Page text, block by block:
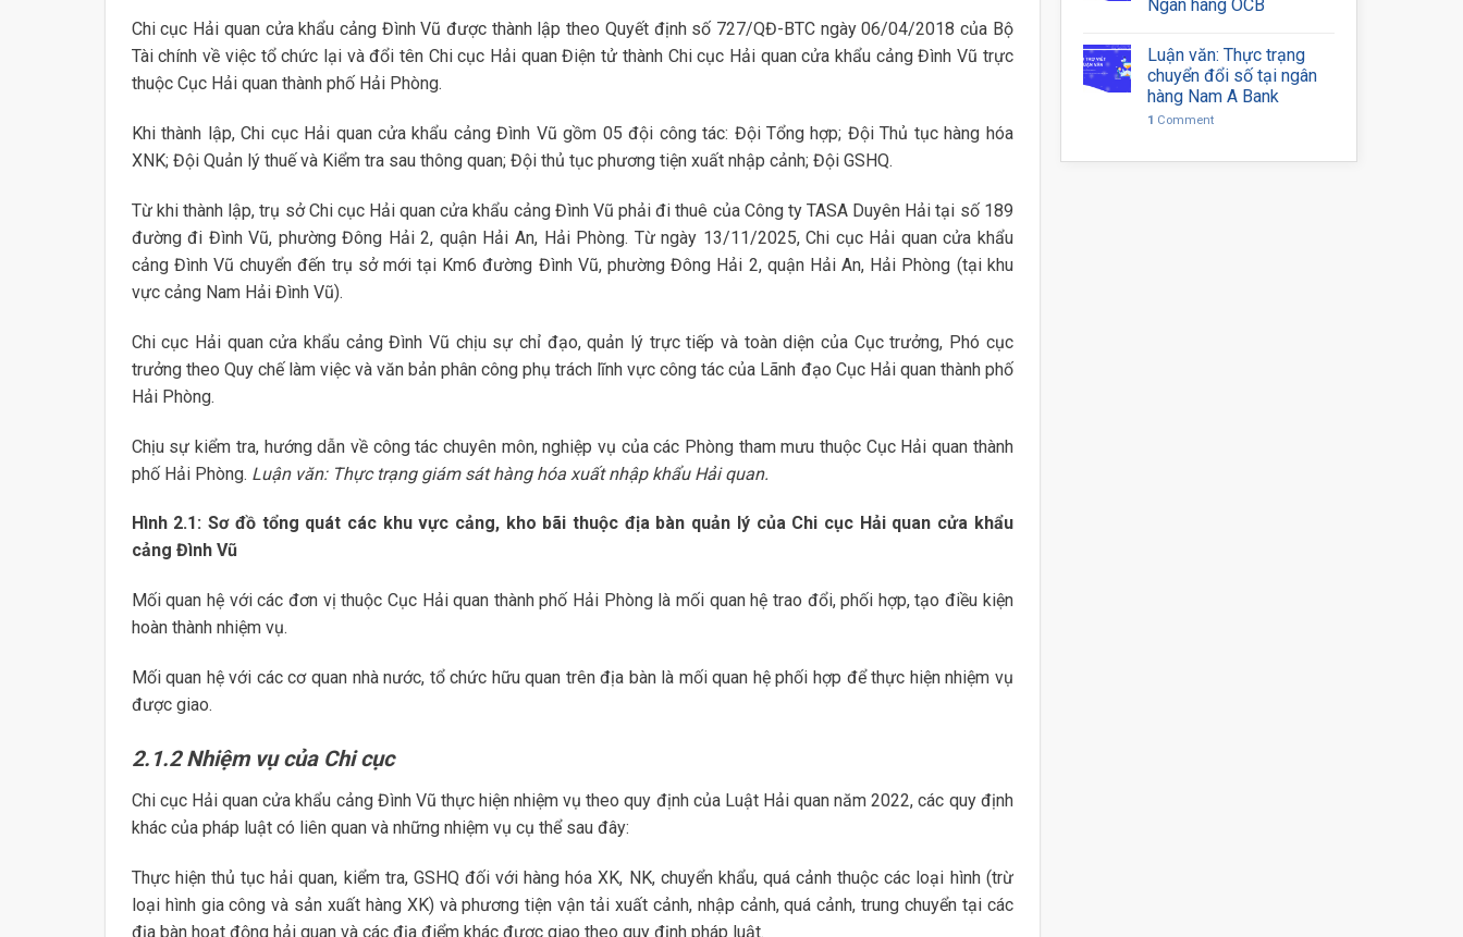
Chi cục Hải quan cửa khẩu cảng Đình Vũ được thành lập theo Quyết định số 727/QĐ-BTC ngày 06/04/2018 của Bộ
Tài chính về việc tổ chức lại và đổi tên Chi cục Hải quan Điện tử thành Chi cục Hải quan cửa khẩu cảng Đình Vũ trực
thuộc Cục Hải quan thành phố Hải Phòng.
Khi thành lập, Chi cục Hải quan cửa khẩu cảng Đình Vũ gồm 05 đội công tác: Đội Tổng hợp; Đội Thủ tục hàng hóa
XNK; Đội Quản lý thuế và Kiểm tra sau thông quan; Đội thủ tục phương tiện xuất nhập cảnh; Đội GSHQ.
Từ khi thành lập, trụ sở Chi cục Hải quan cửa khẩu cảng Đình Vũ phải đi thuê của Công ty TASA Duyên Hải tại số 189
đường đi Đình Vũ, phường Đông Hải 2, quận Hải An, Hải Phòng. Từ ngày 13/11/2025, Chi cục Hải quan cửa khẩu
cảng Đình Vũ chuyển đến trụ sở mới tại Km6 đường Đình Vũ, phường Đông Hải 2, quận Hải An, Hải Phòng (tại khu
vực cảng Nam Hải Đình Vũ).
Chi cục Hải quan cửa khẩu cảng Đình Vũ chịu sự chỉ đạo, quản lý trực tiếp và toàn diện của Cục trưởng, Phó cục
trưởng theo Quy chế làm việc và văn bản phân công phụ trách lĩnh vực công tác của Lãnh đạo Cục Hải quan thành phố
Hải Phòng.
Chịu sự kiểm tra, hướng dẫn về công tác chuyên môn, nghiệp vụ của các Phòng tham mưu thuộc Cục Hải quan thành
phố Hải Phòng. Luận văn: Thực trạng giám sát hàng hóa xuất nhập khẩu Hải quan.
Hình 2.1: Sơ đồ tổng quát các khu vực cảng, kho bãi thuộc địa bàn quản lý của Chi cục Hải quan cửa khẩu
cảng Đình Vũ
Mối quan hệ với các đơn vị thuộc Cục Hải quan thành phố Hải Phòng là mối quan hệ trao đổi, phối hợp, tạo điều kiện
hoàn thành nhiệm vụ.
Mối quan hệ với các cơ quan nhà nước, tổ chức hữu quan trên địa bàn là mối quan hệ phối hợp để thực hiện nhiệm vụ
được giao.
2.1.2 Nhiệm vụ của Chi cục
Chi cục Hải quan cửa khẩu cảng Đình Vũ thực hiện nhiệm vụ theo quy định của Luật Hải quan năm 2022, các quy định
khác của pháp luật có liên quan và những nhiệm vụ cụ thể sau đây:
Thực hiện thủ tục hải quan, kiểm tra, GSHQ đối với hàng hóa XK, NK, chuyển khẩu, quá cảnh thuộc các loại hình (trừ
loại hình gia công và sản xuất hàng XK) và phương tiện vận tải xuất cảnh, nhập cảnh, quá cảnh, trung chuyển tại các
địa bàn hoạt động hải quan và các địa điểm khác được giao theo quy định pháp luật.
Ngân hàng OCB
Luận văn: Thực trạng
chuyển đổi số tại ngân
hàng Nam A Bank
1 Comment